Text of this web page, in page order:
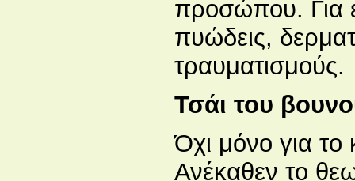
προσώπου. Για
πυώδεις,
τραυματισμούς.
Τσάι του
Όχι μόνο για
Ανέκαθεν το